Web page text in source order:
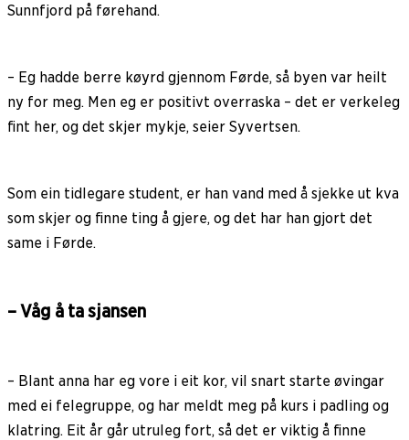
Sunnfjord på førehand.
– Eg hadde berre køyrd gjennom Førde, så byen var heilt
ny for meg. Men eg er positivt overraska – det er verkeleg
fint her, og det skjer mykje, seier Syvertsen.
Som ein tidlegare student, er han vand med å sjekke ut kva
som skjer og finne ting å gjere, og det har han gjort det
same i Førde.
– Våg å ta sjansen
– Blant anna har eg vore i eit kor, vil snart starte øvingar
med ei felegruppe, og har meldt meg på kurs i padling og
klatring. Eit år går utruleg fort, så det er viktig å finne